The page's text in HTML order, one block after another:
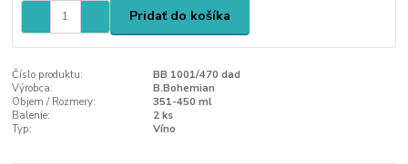
Pridať do košíka
Číslo produktu:
BB 1001/470 dad
Výrobca:
B.Bohemian
Objem / Rozmery:
351-450 ml
Balenie:
2 ks
Typ:
Víno